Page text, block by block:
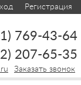
Регистрация
769-43-64
207-65-35
Заказать звонок